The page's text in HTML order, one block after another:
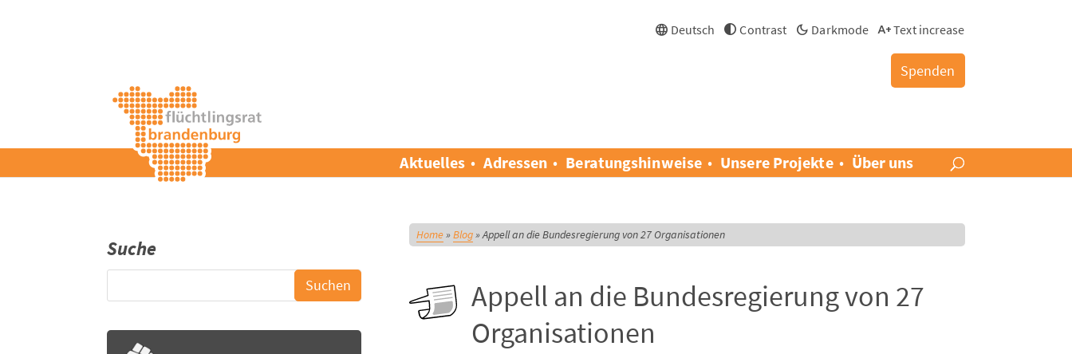
Deutsch Contrast Darkmode Text increase
Spenden
Aktuelles Adressen Beratungshinweise Unsere Projekte Über uns
Home»Blog»Appell an die Bundesregierung von 27 Organisationen
Appell an die Bundesregierung von 27
Organisationen
Suche